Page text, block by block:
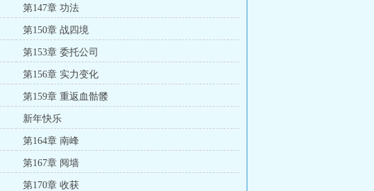
第147章 功法
第150章 战四境
第153章 委托公司
第156章 实力变化
第159章 重返血骷髅
新年快乐
第164章 南峰
第167章 阋墙
第170章 收获